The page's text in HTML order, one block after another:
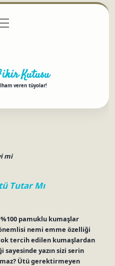
Kutusu
veren tüyolar!
mi
Tutar Mı
pamuklu kumaşlar
nemi emme özelliği
tercih edilen kumaşlardan
yazın sizi serin
Ütü gerektirmeyen